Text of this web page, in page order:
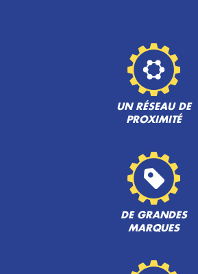
UN RÉSEAU DE
PROXIMITÉ
DE GRANDES
MARQUES